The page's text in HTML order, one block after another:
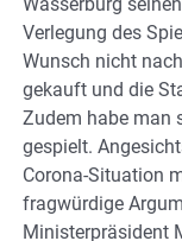
Verlegung des
Wunsch nicht
gekauft und die
Zudem habe man
gespielt.
Corona-Situation
fragwürdige
Ministerpräsident